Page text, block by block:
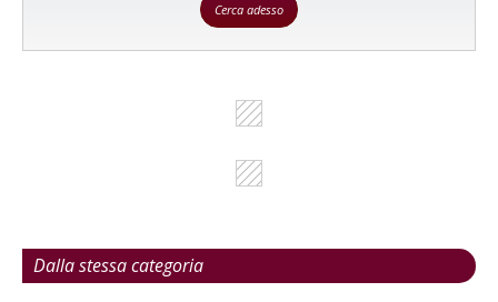
Cerca adesso
Dalla stessa categoria